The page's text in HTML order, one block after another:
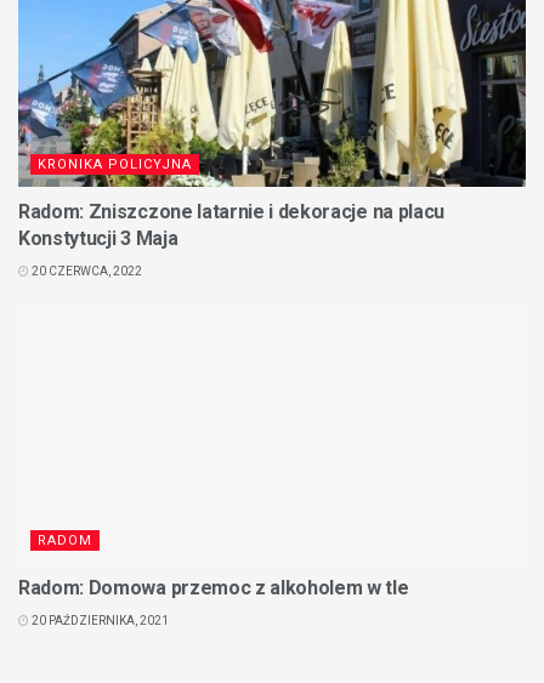
KRONIKA POLICYJNA
Radom: Zniszczone latarnie i dekoracje na placu
Konstytucji 3 Maja
20 CZERWCA, 2022
RADOM
Radom: Domowa przemoc z alkoholem w tle
20 PAŹDZIERNIKA, 2021